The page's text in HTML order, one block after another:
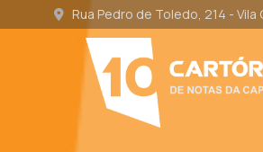
Rua Pedro de Toledo, 214 -